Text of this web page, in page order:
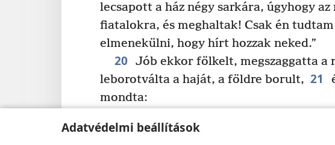
Adatvédelmi beállítások
lecsapott a ház négy sarkára, úgyhogy az
fiatalokra, és meghaltak! Csak én tudtam
elmenekülni, hogy hírt hozzak neked.”
20 Jób ekkor fölkelt, megszaggatta a
leborotválta a haját, a földre borult, 21
mondta:
és meztelenül térek vissza.